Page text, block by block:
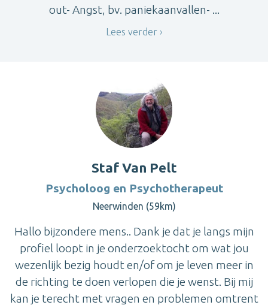
out- Angst, bv. paniekaanvallen- ...
Lees verder
Staf Van Pelt
Psycholoog en Psychotherapeut
Neerwinden (59km)
Hallo bijzondere mens.. Dank je dat je langs mijn
profiel loopt in je onderzoektocht om wat jou
wezenlijk bezig houdt en/of om je leven meer in
de richting te doen verlopen die je wenst. Bij mij
kan je terecht met vragen en problemen omtrent